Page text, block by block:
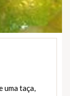
uma taça,